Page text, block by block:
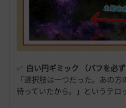
✅ 白い円ギミック （バフを必ず
「選択肢は一つだった。あの
待っていたから。」というテロ